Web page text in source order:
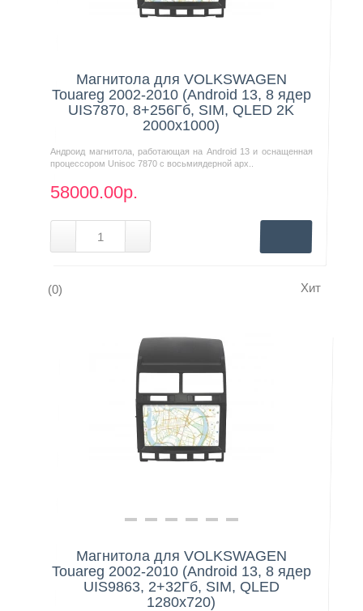
Магнитола для VOLKSWAGEN
Touareg 2002-2010 (Android 13, 8 ядер
UIS7870, 8+256Гб, SIM, QLED 2K
2000x1000)
Андроид магнитола, работающая на Android 13 и оснащенная
процессором Unisoc 7870 с восьмиядерной арх..
58000.00р.
(0) Хит
Нашли дешевле?
Магнитола для VOLKSWAGEN
Touareg 2002-2010 (Android 13, 8 ядер
UIS9863, 2+32Гб, SIM, QLED
1280x720)